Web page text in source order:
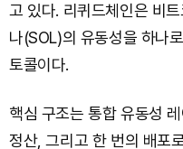
고 있다. 리퀴드체인은 비
나(SOL)의 유동성을 하나
토콜이다.
핵심 구조는 통합 유동성
정산, 그리고 한 번의 배포